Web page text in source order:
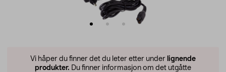
Vi håper du finner det du leter etter under lignende
produkter. Du finner informasjon om det utgåtte